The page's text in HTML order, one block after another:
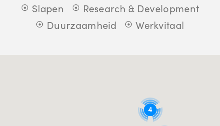
Slapen
Research & Development
Duurzaamheid
Werkvitaal
4